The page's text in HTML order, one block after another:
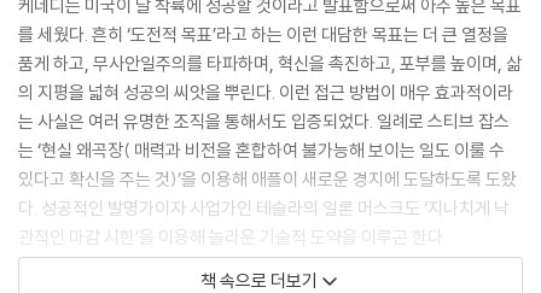
케네디는 미국이 달 착륙에 성공할 것이라고 발표함으로써 아주 높은 목표
를 세웠다. 흔히 ‘도전적 목표’라고 하는 이런 대담한 목표는 더 큰 열정을
품게 하고, 무사안일주의를 타파하며, 혁신을 촉진하고, 포부를 높이며, 삶
의 지평을 넓혀 성공의 씨앗을 뿌린다. 이런 접근 방법이 매우 효과적이라
는 사실은 여러 유명한 조직을 통해서도 입증되었다. 일례로 스티브 잡스
는 ‘현실 왜곡장( 매력과 비전을 혼합하여 불가능해 보이는 일도 이룰 수
있다고 확신을 주는 것)’을 이용해 애플이 새로운 경지에 도달하도록 도왔
다. 성공적인 발명가이자 사업가인 테슬라의 일론 머스크도 ‘지나치게 낙
관적인 마감 시한’을 이용해 놀라운 기술적 도약을 이루곤 한다.
--- p.41
책 속으로 더보기